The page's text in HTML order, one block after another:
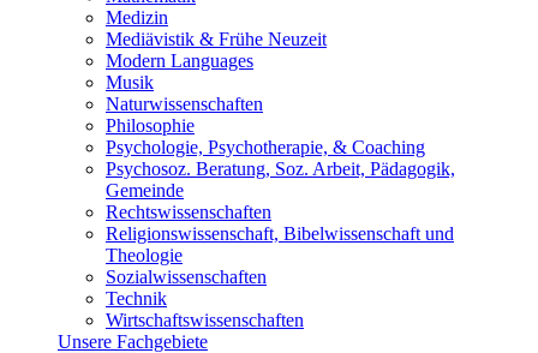
Medizin
Mediävistik & Frühe Neuzeit
Modern Languages
Musik
Naturwissenschaften
Philosophie
Psychologie, Psychotherapie, & Coaching
Psychosoz. Beratung, Soz. Arbeit, Pädagogik,
Gemeinde
Rechtswissenschaften
Religionswissenschaft, Bibelwissenschaft und
Theologie
Sozialwissenschaften
Technik
Wirtschaftswissenschaften
Unsere Fachgebiete